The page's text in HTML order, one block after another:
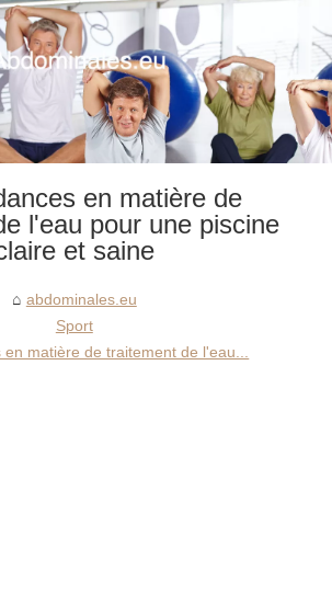
en matière de
l'eau pour une piscine
et saine
abdominales.eu
Sport
en matière de traitement de l'eau...